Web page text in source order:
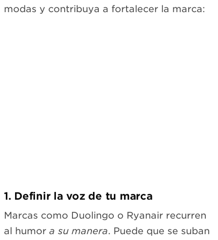
modas y contribuya a fortalecer la marca:
1. Definir la voz de tu marca
Marcas como Duolingo o Ryanair recurren
al humor a su manera. Puede que se suban